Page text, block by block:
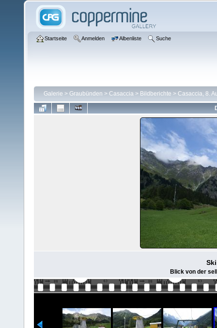
Startseite Anmelden Albenliste Suche
Galerie > Graubünden > Casaccia > Bildberichte > Casaccia, 8.
Blick von der